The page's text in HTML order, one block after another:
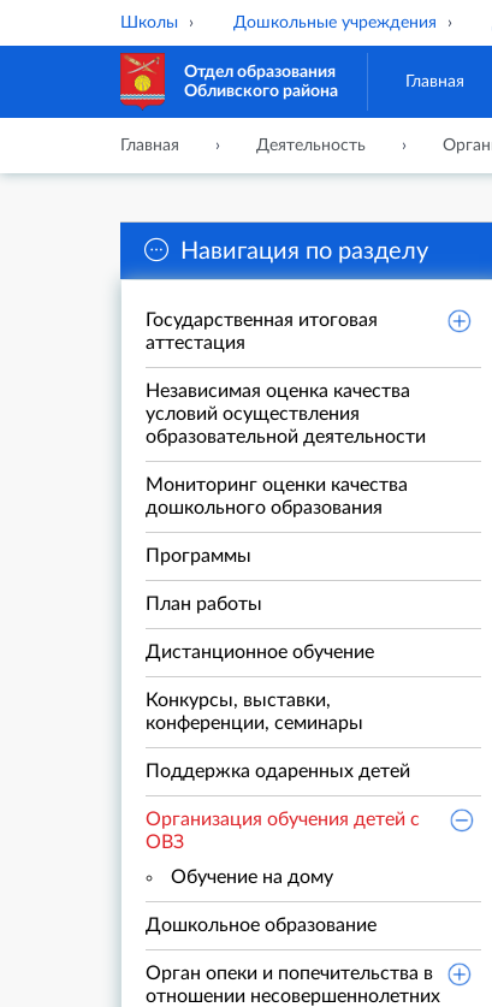
Школы Дошкольные учреждения
Отдел образования
Обливского района
Главная
Главная Деятельность
Навигация по разделу
Государственная итоговая
аттестация
Независимая оценка качества
условий осуществления
образовательной деятельности
Мониторинг оценки качества
дошкольного образования
Программы
План работы
Дистанционное обучение
Конкурсы, выставки,
конференции, семинары
Поддержка одаренных детей
Организация обучения детей с
ОВЗ
Обучение на дому
Дошкольное образование
Орган опеки и попечительства в
отношении несовершеннолетних